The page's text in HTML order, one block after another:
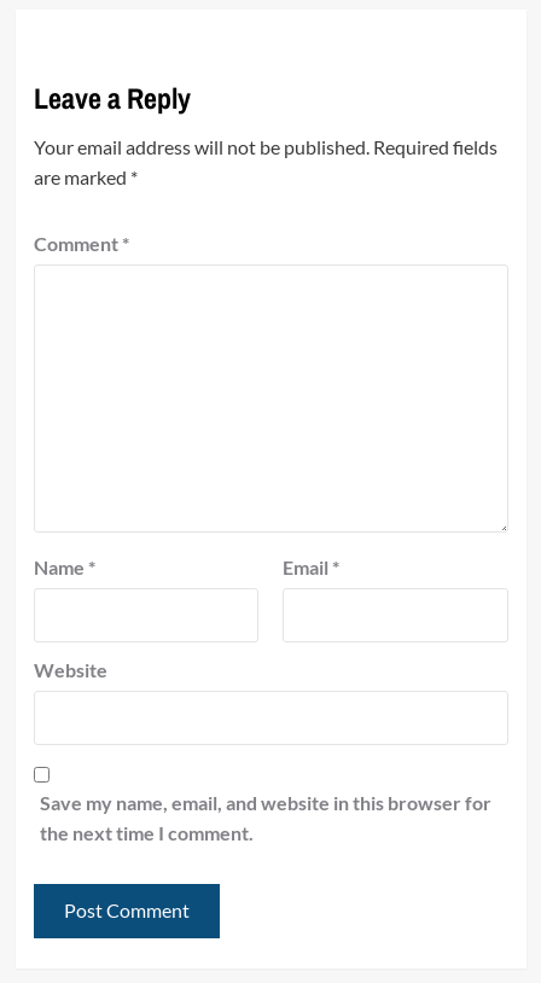
Leave a Reply
Your email address will not be published. Required fields
are marked *
Comment *
Name * Email *
Website
Save my name, email, and website in this browser for
the next time I comment.